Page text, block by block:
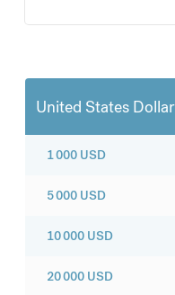
United States Dollar
1 000 USD
5 000 USD
10 000 USD
20 000 USD